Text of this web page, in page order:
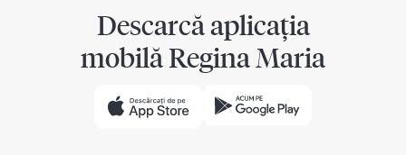
Descarcă aplicația
mobilă Regina Maria